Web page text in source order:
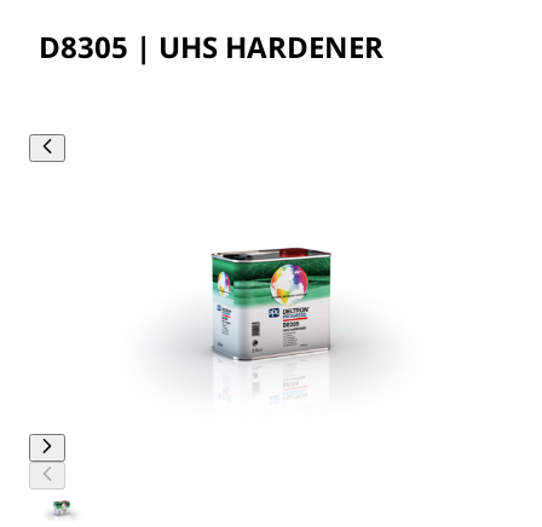
D8305 | UHS HARDENER